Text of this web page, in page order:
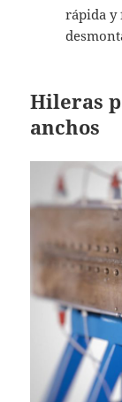
rápida y
Hileras
anchos